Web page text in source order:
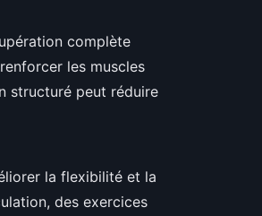
complète
les muscles
structuré peut réduire
la flexibilité et la
des exercices